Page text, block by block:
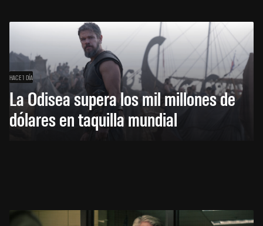
HACE 1 DÍA
La Odisea supera los mil millones de
dólares en taquilla mundial